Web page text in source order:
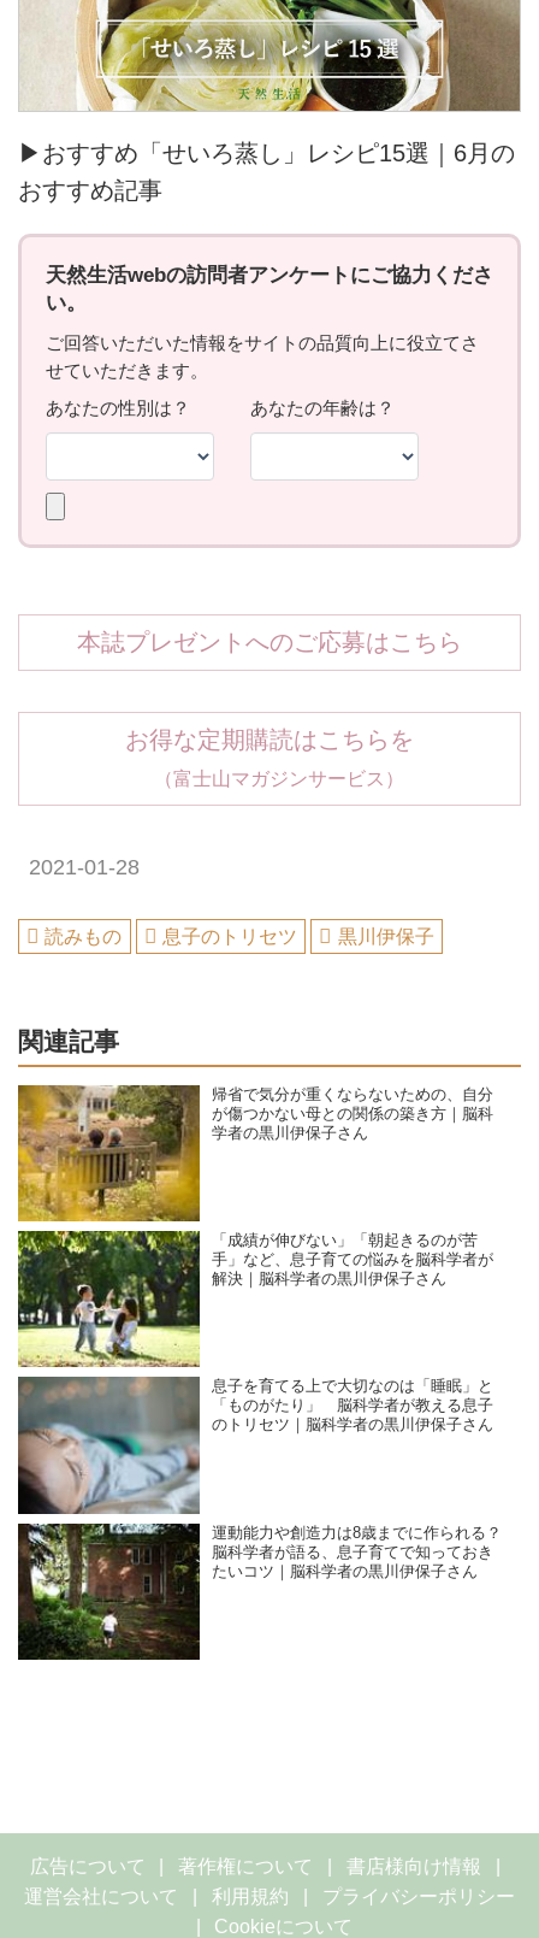
▶おすすめ「せいろ蒸し」レシピ15選｜6月の
おすすめ記事
本誌プレゼントへのご応募はこちら
お得な定期購読はこちらを
（富士山マガジンサービス）
2021-01-28
読みもの 息子のトリセツ 黒川伊保子
関連記事
帰省で気分が重くならないための、自分
が傷つかない母との関係の築き方｜脳科
学者の黒川伊保子さん
「成績が伸びない」「朝起きるのが苦
手」など、息子育ての悩みを脳科学者が
解決｜脳科学者の黒川伊保子さん
息子を育てる上で大切なのは「睡眠」と
「ものがたり」 脳科学者が教える息子
のトリセツ｜脳科学者の黒川伊保子さん
運動能力や創造力は8歳までに作られる？
脳科学者が語る、息子育てで知っておき
たいコツ｜脳科学者の黒川伊保子さん
広告について 著作権について
書店様向け情報
運営会社について
利用規約
プライバシーポリシー
Cookieについて